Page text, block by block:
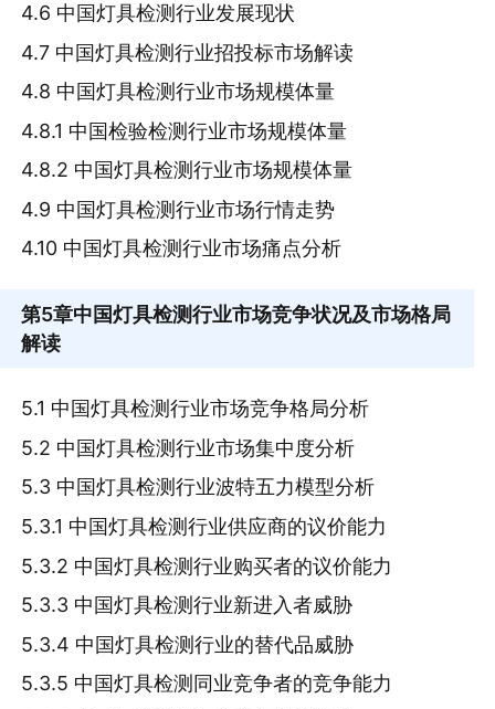
4.6 中国灯具检测行业发展现状
4.7 中国灯具检测行业招投标市场解读
4.8 中国灯具检测行业市场规模体量
4.8.1 中国检验检测行业市场规模体量
4.8.2 中国灯具检测行业市场规模体量
4.9 中国灯具检测行业市场行情走势
4.10 中国灯具检测行业市场痛点分析
第5章中国灯具检测行业市场竞争状况及市场格局
解读
5.1 中国灯具检测行业市场竞争格局分析
5.2 中国灯具检测行业市场集中度分析
5.3 中国灯具检测行业波特五力模型分析
5.3.1 中国灯具检测行业供应商的议价能力
5.3.2 中国灯具检测行业购买者的议价能力
5.3.3 中国灯具检测行业新进入者威胁
5.3.4 中国灯具检测行业的替代品威胁
5.3.5 中国灯具检测同业竞争者的竞争能力